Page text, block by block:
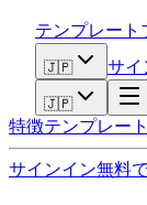
テンプレート
🇯🇵 サイ
🇯🇵
特徴テンプレート
サインイン無料